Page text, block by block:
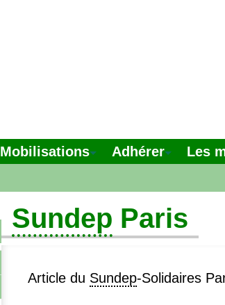
Mobilisations Adhérer Les
Sundep Paris
Article du Sundep-Solidaires